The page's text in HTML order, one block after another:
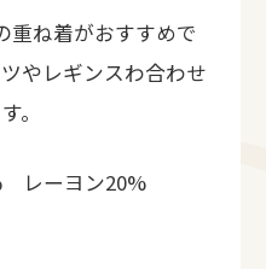
重ね着がおすすめで
やレギンスわ合わせ
。
レーヨン20%